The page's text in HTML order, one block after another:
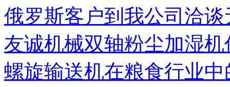
俄罗斯客户到我公司洽谈
友诚机械双轴粉尘加湿机
螺旋输送机在粮食行业中